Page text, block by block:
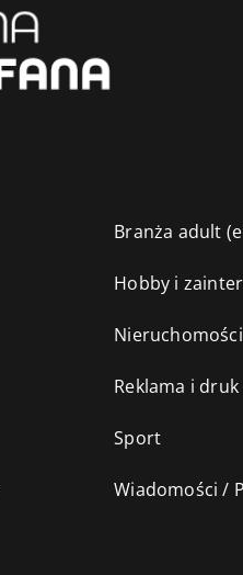
Branża adult
Hobby i
Nieruchomości
Reklama i druk
Sport
Wiadomości /